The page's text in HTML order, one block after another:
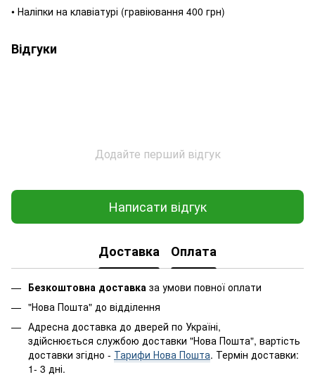
• Наліпки на клавіатурі (гравіювання 400 грн)
Відгуки
Додайте перший відгук
Написати відгук
Доставка Оплата
Безкоштовна доставка за умови повної оплати
"Нова Пошта" до відділення
Адресна доставка до дверей по Україні,
здійснюється службою доставки "Нова Пошта", вартість
доставки згідно - Тарифи Нова Пошта. Термін доставки:
1- 3 дні.